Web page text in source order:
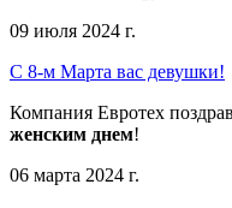
09 июля 2024 г.
С 8-м Марта вас девушки!
Компания Евротех
женским днем!
06 марта 2024 г.